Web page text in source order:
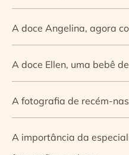
A doce Angelina, agora
A doce Ellen, uma bebê
A fotografia de recém-
A importância da